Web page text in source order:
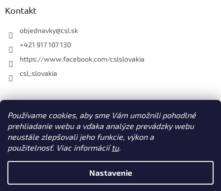
Používame cookies, aby sme Vám umožnili pohodlné
prehliadanie webu a vďaka analýze prevádzky webu
neustále zlepšovali jeho funkcie, výkon a
použitelnosť. Viac informáciítu.
Nastavenie
Kontakt
objednavky@csl.sk
+421 917 107 130
https://www.facebook.com/cslslovakia
csl_slovakia
Facebook